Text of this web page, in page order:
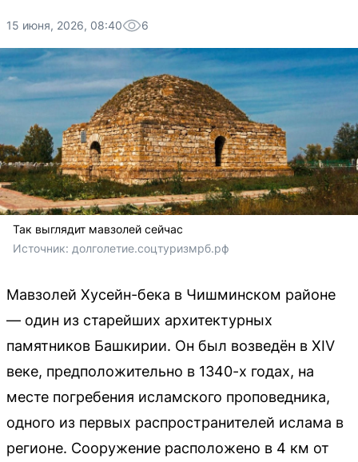
15 июня, 2026, 08:40 6
Так выглядит мавзолей сейчас
Источник: долголетие.соцтуризмрб.рф
Мавзолей Хусейн-бека в Чишминском районе
— один из старейших архитектурных
памятников Башкирии. Он был возведён в XIV
веке, предположительно в 1340-х годах, на
месте погребения исламского проповедника,
одного из первых распространителей ислама в
регионе. Сооружение расположено в 4 км от